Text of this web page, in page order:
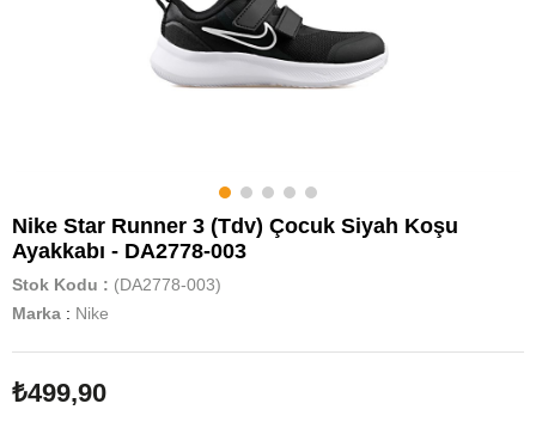
Nike Star Runner 3 (Tdv) Çocuk Siyah Koşu
Ayakkabı - DA2778-003
Stok Kodu
(DA2778-003)
Marka : Nike
₺499,90